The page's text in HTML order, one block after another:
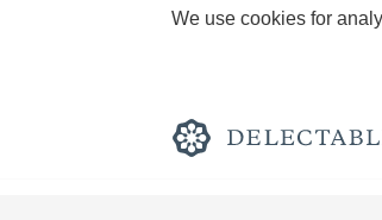
We use cookies for